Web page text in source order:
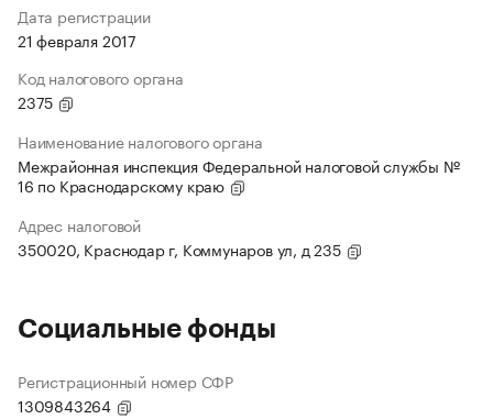
Дата регистрации
21 февраля 2017
Код налогового органа
2375
Наименование налогового органа
Межрайонная инспекция Федеральной налоговой службы №
16 по Краснодарскому краю
Адрес налоговой
350020, Краснодар г, Коммунаров ул, д 235
Социальные фонды
Регистрационный номер СФР
1309843264